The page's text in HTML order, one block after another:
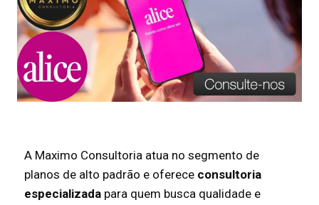
A Maximo Consultoria atua no segmento de
planos de alto padrão e oferece consultoria
especializada para quem busca qualidade e